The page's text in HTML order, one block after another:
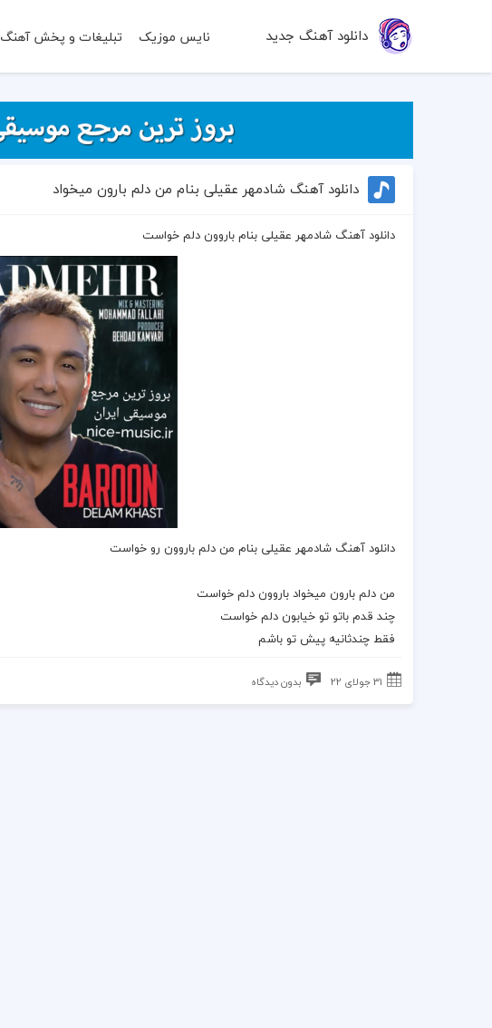
دانلود آهنگ جدید نایس موزیک تبلیغات و پخش آهنگ
دانلود آهنگ شادمهر عقیلی بنام من دلم بارون میخواد
دانلود آهنگ شادمهر عقیلی بنام باروون دلم خواست
دانلود آهنگ شادمهر عقیلی بنام من دلم باروون رو خواست
من دلم بارون میخواد باروون دلم خواست
چند قدم باتو تو خیابون دلم خواست
فقط چندثانیه پیش تو باشم
31 جولای 22 بدون دیدگاه